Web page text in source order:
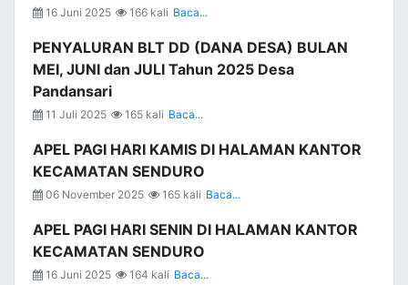
16 Juni 2025 166 kali Baca...
PENYALURAN BLT DD (DANA DESA) BULAN
MEI, JUNI dan JULI Tahun 2025 Desa
Pandansari
11 Juli 2025 165 kali Baca...
APEL PAGI HARI KAMIS DI HALAMAN KANTOR
KECAMATAN SENDURO
06 November 2025 165 kali Baca...
APEL PAGI HARI SENIN DI HALAMAN KANTOR
KECAMATAN SENDURO
16 Juni 2025 164 kali Baca...